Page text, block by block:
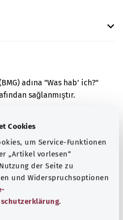
Cookies
um Service-Funktionen
„Artikel vorlesen“
der Seite zu
und Widerspruchsoptionen
.
adına "Was hab' ich?"
sağlanmıştır.